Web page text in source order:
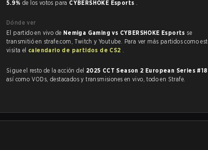
5.9% de los votos para CYBERSHOKE Esports .
Dónde ver
El partido en vivo de Nemiga Gaming vs CYBERSHOKE Esports se
transmitió en strafe.com, Twitch y Youtube. Para ver más partidos como
visita el calendario de partidos de CS2 .
Sigue el resto de la acción del 2025 CCT Season 2 European Series #18
así como VODs, destacados y transmisiones en vivo, todo en Strafe.